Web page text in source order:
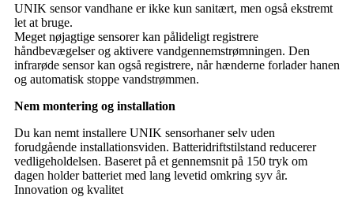
UNIK sensor vandhane er ikke kun sanitært, men også ekstremt
let at bruge.
Meget nøjagtige sensorer kan pålideligt registrere
håndbevægelser og aktivere vandgennemstrømningen. Den
infrarøde sensor kan også registrere, når hænderne forlader hanen
og automatisk stoppe vandstrømmen.
Nem montering og installation
Du kan nemt installere UNIK sensorhaner selv uden
forudgående installationsviden. Batteridriftstilstand reducerer
vedligeholdelsen. Baseret på et gennemsnit på 150 tryk om
dagen holder batteriet med lang levetid omkring syv år.
Innovation og kvalitet